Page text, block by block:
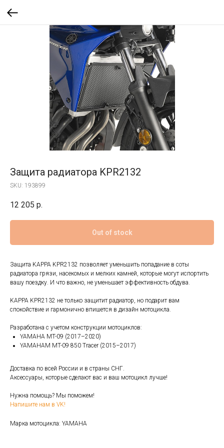
Защита радиатора KPR2132
SKU: 193899
12 205 р.
Out of stock
Защита KAPPA KPR2132 позволяет уменьшить попадание в соты
радиатора грязи, насекомых и мелких камней, которые могут испортить
вашу поездку. И что важно, не уменьшает эффективность обдува.
KAPPA KPR2132 не только защитит радиатор, но подарит вам
спокойствие и гармонично впишется в дизайн мотоцикла.
Разработана с учетом конструкции мотоциклов:
YAMAHA MT-09 (2017–2020)
YAMAHAM MT-09 850 Tracer (2015–2017)
Доставка по всей России и в страны СНГ.
Аксессуары, которые сделают вас и ваш мотоцикл лучше!
Нужна помощь? Мы поможем!
Напишите нам в VK!
Марка мотоцикла: YAMAHA